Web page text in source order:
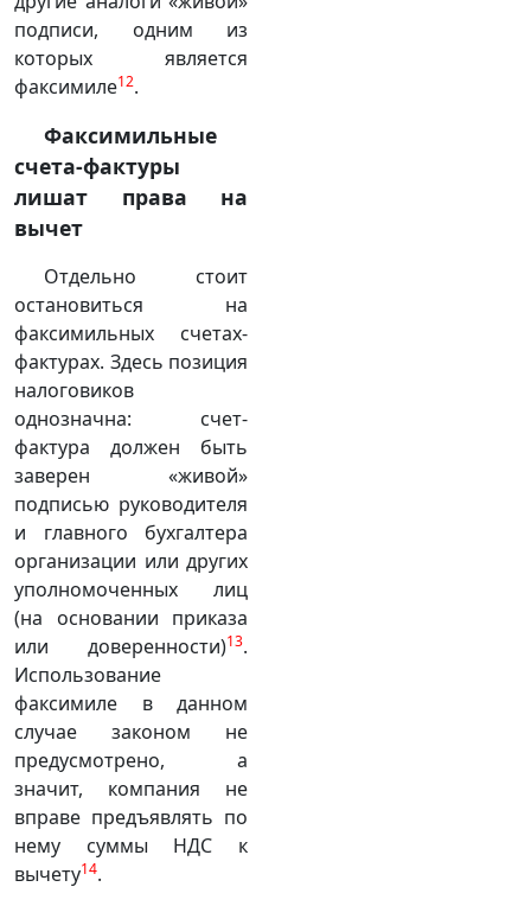
подписи, одним из
которых является
факсимиле12.
Факсимильные
счета-фактуры
лишат права на
вычет
Отдельно стоит
остановиться на
факсимильных счетах-
фактурах. Здесь позиция
налоговиков
однозначна: счет-
фактура должен быть
заверен «живой»
подписью руководителя
и главного бухгалтера
организации или других
уполномоченных лиц
(на основании приказа
или доверенности)13.
Использование
факсимиле в данном
случае законом не
предусмотрено, а
значит, компания не
вправе предъявлять по
нему суммы НДС к
вычету14.